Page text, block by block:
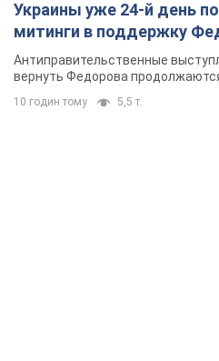
Украины уже 24-й день
митинги в поддержку
Антиправительственные
вернуть Федорова
10 годин тому 5,5 т.